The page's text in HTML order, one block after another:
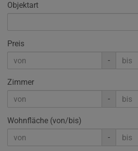
Objektart
Preis
-
Zimmer
-
Wohnfläche (von/bis)
-